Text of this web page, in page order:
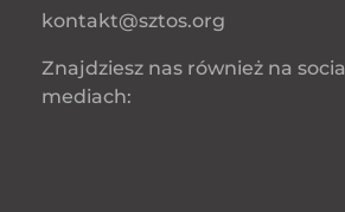
kontakt@sztos.org
Znajdziesz nas również na social
mediach: